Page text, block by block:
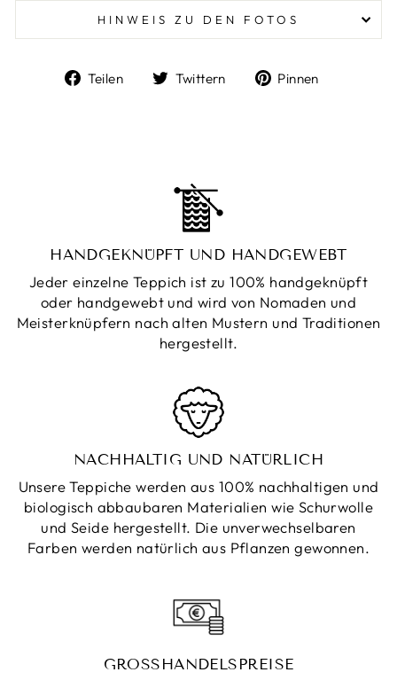
HINWEIS ZU DEN FOTOS
Teilen
Auf
Twittern
Auf
Pinnen
HANDGEKNÜPFT UND HANDGEWEBT
Jeder einzelne Teppich ist zu 100% handgeknüpft
oder handgewebt und wird von Nomaden und
Meisterknüpfern nach alten Mustern und Traditionen
hergestellt.
NACHHALTIG UND NATÜRLICH
Unsere Teppiche werden aus 100% nachhaltigen und
biologisch abbaubaren Materialien wie Schurwolle
und Seide hergestellt. Die unverwechselbaren
Farben werden natürlich aus Pflanzen gewonnen.
GROSSHANDELSPREISE